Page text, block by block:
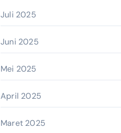
Juli 2025
Juni 2025
Mei 2025
April 2025
Maret 2025